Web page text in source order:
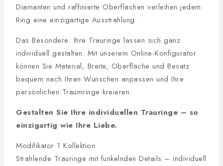
Diamanten und raffinierte Oberflächen verleihen jedem
Ring eine einzigartige Ausstrahlung.
Das Besondere: Ihre Trauringe lassen sich ganz
individuell gestalten. Mit unserem Online-Konfigurator
können Sie Material, Breite, Oberfläche und Besatz
bequem nach Ihren Wünschen anpassen und Ihre
persönlichen Traumringe kreieren.
Gestalten Sie Ihre individuellen Trauringe – so
einzigartig wie Ihre Liebe.
Modifikator 1 Kollektion
Strahlende Trauringe mit funkelnden Details – individuell